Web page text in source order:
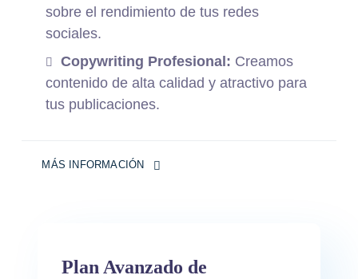
sobre el rendimiento de tus redes
sociales.
Copywriting Profesional: Creamos
contenido de alta calidad y atractivo para
tus publicaciones.
MÁS INFORMACIÓN
Plan Avanzado de